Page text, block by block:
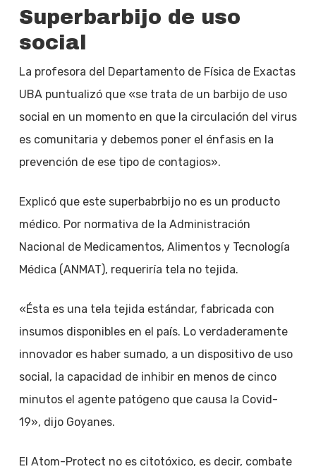
Superbarbijo de uso
social
La profesora del Departamento de Física de Exactas
UBA puntualizó que «se trata de un barbijo de uso
social en un momento en que la circulación del virus
es comunitaria y debemos poner el énfasis en la
prevención de ese tipo de contagios».
Explicó que este superbabrbijo no es un producto
médico. Por normativa de la Administración
Nacional de Medicamentos, Alimentos y Tecnología
Médica (ANMAT), requeriría tela no tejida.
«Ésta es una tela tejida estándar, fabricada con
insumos disponibles en el país. Lo verdaderamente
innovador es haber sumado, a un dispositivo de uso
social, la capacidad de inhibir en menos de cinco
minutos el agente patógeno que causa la Covid-
19», dijo Goyanes.
El Atom-Protect no es citotóxico, es decir, combate